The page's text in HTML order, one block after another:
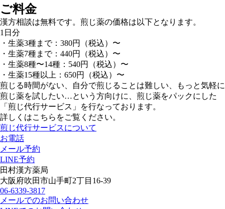
ご料金
漢方相談は無料です。煎じ薬の価格は以下となります。
1日分
・生薬3種まで：380円（税込）〜
・生薬7種まで：440円（税込）〜
・生薬8種〜14種：540円（税込）〜
・生薬15種以上：650円（税込）〜
煎じる時間がない、自分で煎じることは難しい、もっと気軽に
煎じ薬を試したい…という方向けに、煎じ薬をパックにした
「煎じ代行サービス」を行なっております。
詳しくはこちらをご覧ください。
煎じ代行サービスについて
お電話
メール予約
LINE予約
田村漢方薬局
大阪府吹田市山手町2丁目16-39
06-6339-3817
メールでのお問い合わせ